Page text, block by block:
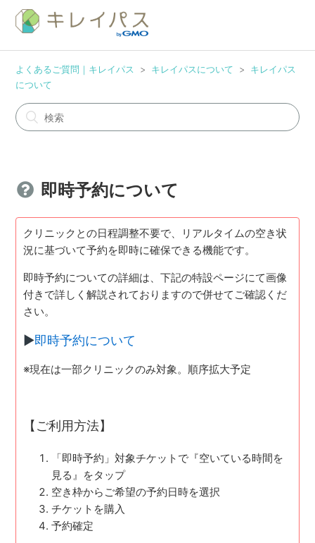
よくあるご質問｜キレイパス キレイパスについて
キレイパス
について
即時予約について
クリニックとの日程調整不要で、リアルタイムの空き状
況に基づいて予約を即時に確保できる機能です。
即時予約についての詳細は、下記の特設ページにて画像
付きで詳しく解説されておりますので併せてご確認くだ
さい。
▶即時予約について
※現在は一部クリニックのみ対象。順序拡大予定
【ご利用方法】
「即時予約」対象チケットで『空いている時間を
見る』をタップ
空き枠からご希望の予約日時を選択
チケットを購入
予約確定